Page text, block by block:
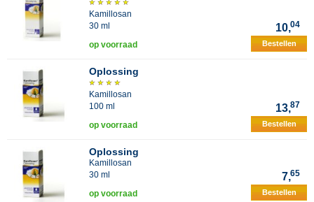
Kamillosan
30 ml
10,04
op voorraad Bestellen
Oplossing
Kamillosan
100 ml
13,87
op voorraad Bestellen
Oplossing
Kamillosan
30 ml
7,65
op voorraad Bestellen